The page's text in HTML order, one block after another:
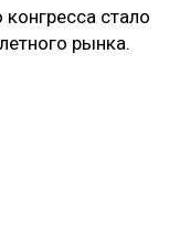
стало
рынка.